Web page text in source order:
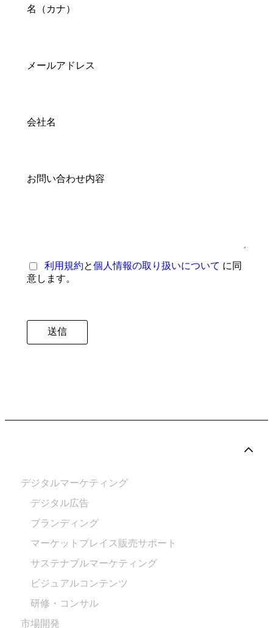
名（カナ）
メールアドレス
会社名
お問い合わせ内容
利用規約と個人情報の取り扱いについて に同
意します。
送信
デジタルマーケティング
デジタル広告
ブランディング
マーケットプレイス販売サポート
サステナブルマーケティング
ビジュアルコンテンツ
研修・コンサル
市場開発